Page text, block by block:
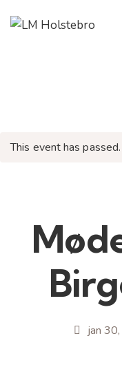
This event has passed.
jan